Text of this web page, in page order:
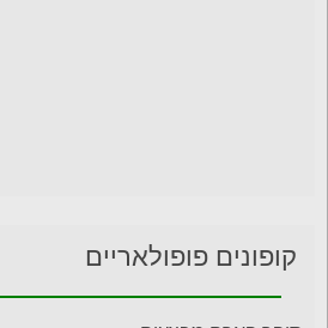
קופונים פופולאריים